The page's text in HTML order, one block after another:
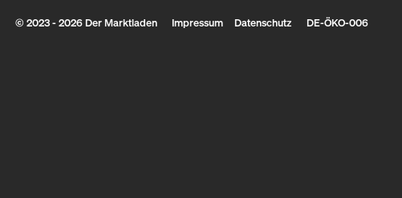
© 2023 - 2026 Der Marktladen Impressum Datenschutz DE-ÖKO-006